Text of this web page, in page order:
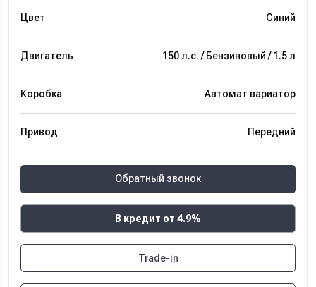
Цвет Синий
Двигатель 150 л.с. / Бензиновый / 1.5 л
Коробка Автомат вариатор
Привод Передний
Обратный звонок
В кредит от 4.9%
Trade-in